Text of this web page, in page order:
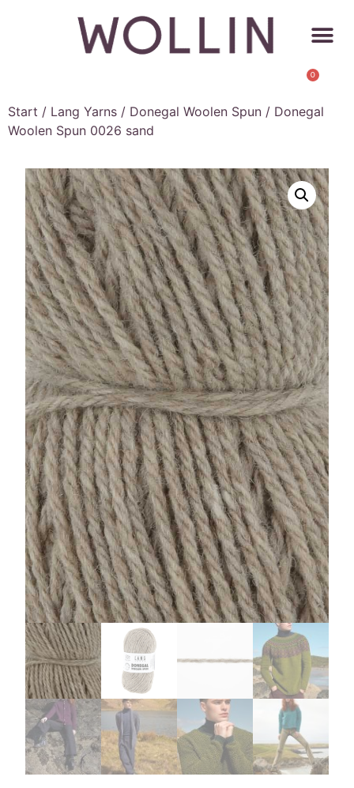
0
Start / Lang Yarns / Donegal Woolen Spun / Donegal
Woolen Spun 0026 sand